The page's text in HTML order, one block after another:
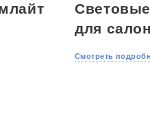
для
Смотреть